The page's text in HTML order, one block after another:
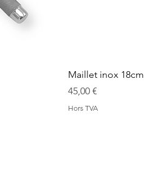
Maillet inox 18cm
Prix
45,00 €
Hors TVA